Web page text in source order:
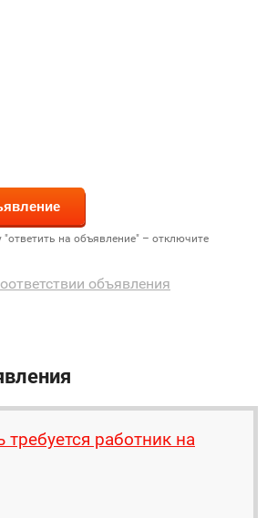
"ответить на объявление" – отключите
объявления
работник на